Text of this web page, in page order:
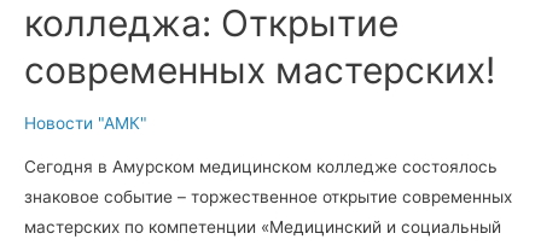
колледжа: Открытие
современных мастерских!
Новости "АМК"
Сегодня в Амурском медицинском колледже состоялось
знаковое событие – торжественное открытие современных
мастерских по компетенции «Медицинский и социальный